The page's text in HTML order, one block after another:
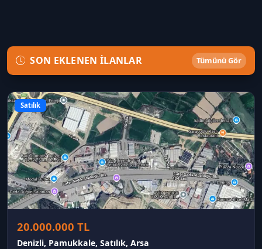
SON EKLENEN İLANLAR Tümünü Gör
Satılık
20.000.000 TL
Denizli, Pamukkale, Satılık, Arsa